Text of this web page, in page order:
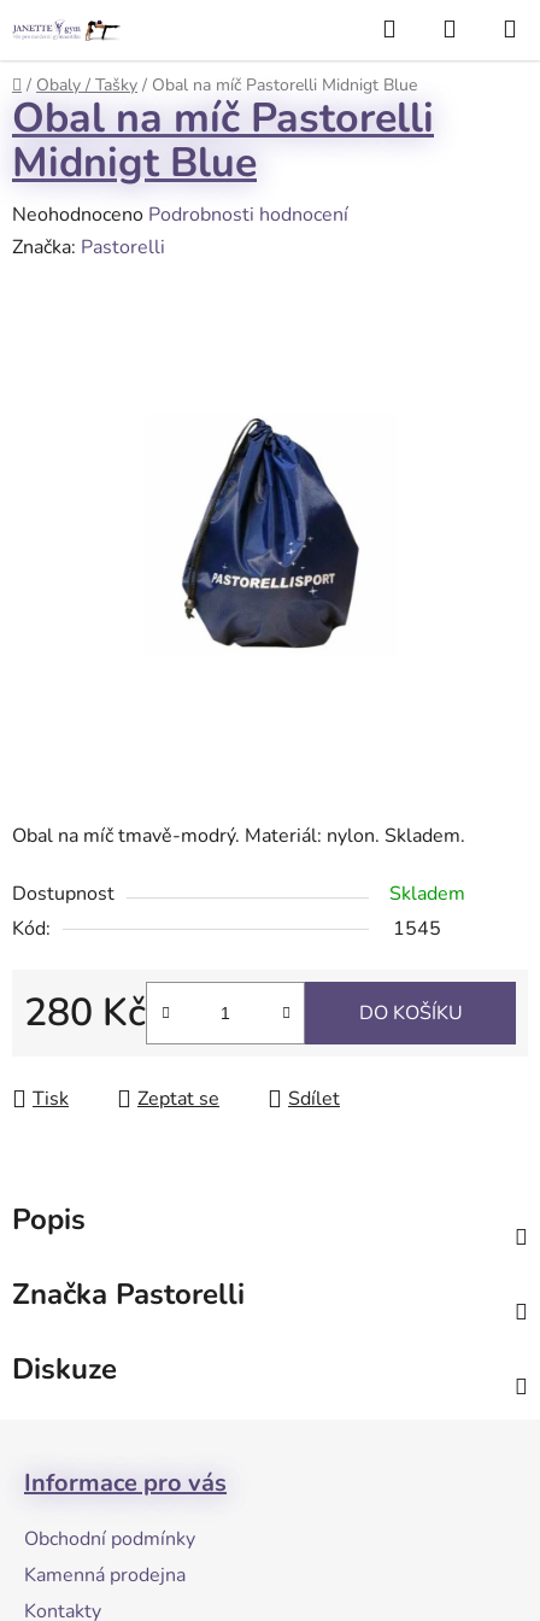
na
obsah
Hledat
KOŠÍK
Domů
/ Obaly / Tašky / Obal na míč Pastorelli Midnigt Blue
Obal na míč tmavě-modrý. Materiál: nylon. Skladem.
Dostupnost
Skladem
Kód:
1545
280 Kč DO KOŠÍKU
Tisk Zeptat se Sdílet
Obal na míč Pastorelli
Midnigt Blue
Průměrné
hodnocení
Neohodnoceno Podrobnosti hodnocení
Značka: Pastorelli
Popis
Značka Pastorelli
Diskuze
Informace pro vás
Obchodní podmínky
Kamenná prodejna
Kontakty